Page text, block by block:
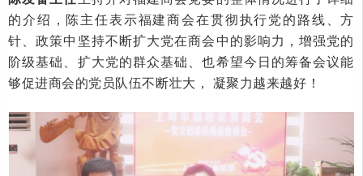
的介绍，陈主任表示福建商会在贯彻执行党的路线、方
针、政策中坚持不断扩大党在商会中的影响力，增强党的
阶级基础、扩大党的群众基础、也希望今日的筹备会议能
够促进商会的党员队伍不断壮大，
凝聚力越来越好！